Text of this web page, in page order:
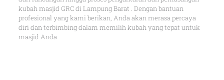
kubah masjid GRC di Lampung Barat . Dengan bantuan
profesional yang kami berikan, Anda akan merasa percaya
diri dan terbimbing dalam memilih kubah yang tepat untuk
masjid Anda.